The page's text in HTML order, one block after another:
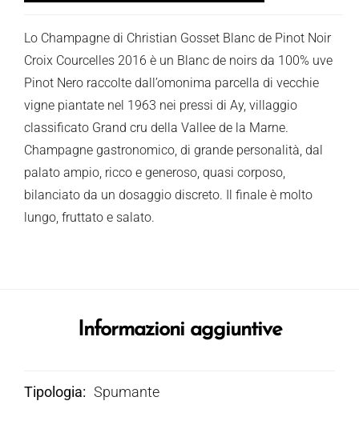
Lo Champagne di Christian Gosset Blanc de Pinot Noir
Croix Courcelles 2016 è un Blanc de noirs da 100% uve
Pinot Nero raccolte dall’omonima parcella di vecchie
vigne piantate nel 1963 nei pressi di Ay, villaggio
classificato Grand cru della Vallee de la Marne.
Champagne gastronomico, di grande personalità, dal
palato ampio, ricco e generoso, quasi corposo,
bilanciato da un dosaggio discreto. Il finale è molto
lungo, fruttato e salato.
Informazioni aggiuntive
Tipologia Spumante